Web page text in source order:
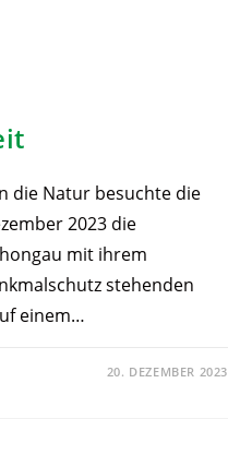
die Natur besuchte die
2023 die
mit ihrem
stehenden
einem…
20. DEZEMBER 2023